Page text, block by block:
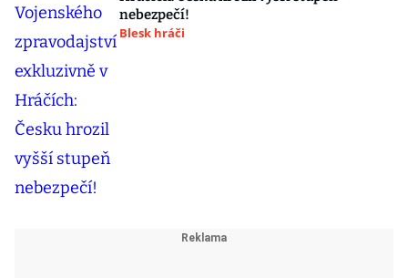
nebezpečí!
Blesk hráči